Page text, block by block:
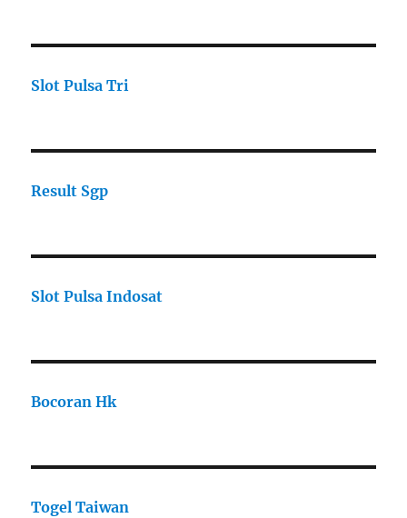
Slot Pulsa Tri
Result Sgp
Slot Pulsa Indosat
Bocoran Hk
Togel Taiwan